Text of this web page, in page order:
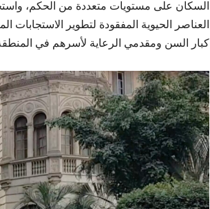
السكان على مستويات متعددة من الحكم،
العناصر الحيوية المفقودة لتطوير الاستجابات
كبار السن ومقدمي الرعاية لأسرهم في